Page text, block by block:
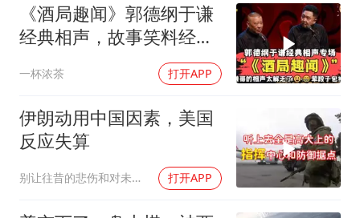
《龙餐馆》 冲奖
蒯曼挺进WTT横滨冠军赛女单四强
构建更高水平的全民健身公共服务体系
《酒局趣闻》郭德纲于谦
经典相声，故事笑料经典
一杯浓茶 打开APP
伊朗动用中国因素，美国
反应失算
别让往昔的悲伤和对未来的恐惧 打开APP